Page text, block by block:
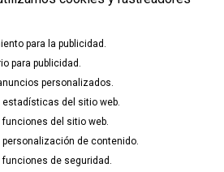
propiaen la Comunidad
realizar elcertificado de
3 Docencia de la
para el Empleo
obtendrás?
oficial que te acredita en
caso, formador/a)
para la publicidad.
para publicidad.
personalizados.
del sitio web.
del sitio web.
de contenido.
de seguridad.